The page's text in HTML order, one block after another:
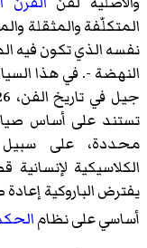
المتكلّفة والمثقلة
نفسه الذي تكون فيه
النهضة -. في هذا
تستند على أساس
محددة، على سبيل
الكلاسيكية
يفترض الباروكية
أساسي على نظام